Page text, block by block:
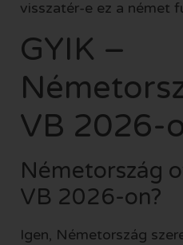
visszatér-e ez a német
GYIK –
VB 2026-
Németország
VB 2026-on?
Igen, Németország